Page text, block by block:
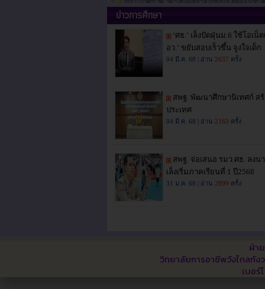
รายงานผลการดำเนินงานจัดซื้อจัดจ้าง ปร
รายงานผลการประกาศผู้ชนะการเสนอรา
รายงานผลการประกาศผู้ชนะการเสนอรา
ข่าวการศึกษา
ฝ่า
วิทยาลัยการอาชีพวังไกลกัง
เบอ